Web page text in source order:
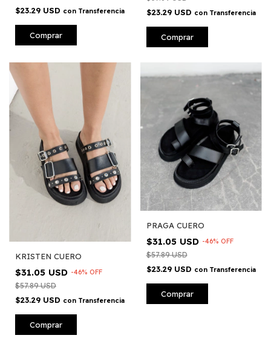
$23.29 USD con Transferencia
Comprar
$23.29 USD con Transferencia
Comprar
KRISTEN CUERO
$31.05 USD -46% OFF
$57.89 USD
$23.29 USD con Transferencia
Comprar
PRAGA CUERO
$31.05 USD -46% OFF
$57.89 USD
$23.29 USD con Transferencia
Comprar